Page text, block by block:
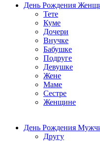
День Рождения
Тете
Куме
Дочери
Внучке
Бабушке
Подруге
Девушке
Жене
Маме
Сестре
Женщине
День Рождения
Другу